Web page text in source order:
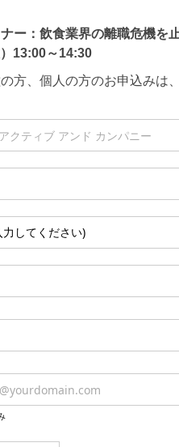
ー：飲食業界の離職危機
13:00～14:30
方、個人の方のお申込みは